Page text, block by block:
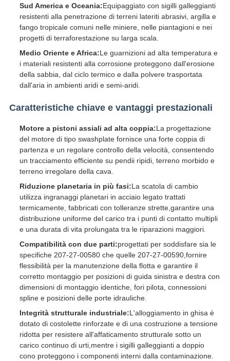
Sud America e Oceania:Equipaggiato con sigilli galleggianti
resistenti alla penetrazione di terreni lateriti abrasivi, argilla e
fango tropicale comuni nelle miniere, nelle piantagioni e nei
progetti di terraforestazione su larga scala.
Medio Oriente e Africa:Le guarnizioni ad alta temperatura e
i materiali resistenti alla corrosione proteggono dall'erosione
della sabbia, dal ciclo termico e dalla polvere trasportata
dall'aria in ambienti aridi e semi-aridi.
Caratteristiche chiave e vantaggi prestazionali
Motore a pistoni assiali ad alta coppia:La progettazione
del motore di tipo swashplate fornisce una forte coppia di
partenza e un regolare controllo della velocità, consentendo
un tracciamento efficiente su pendii ripidi, terreno morbido e
terreno irregolare della cava.
Riduzione planetaria in più fasi:La scatola di cambio
utilizza ingranaggi planetari in acciaio legato trattati
termicamente, fabbricati con tolleranze strette,garantire una
distribuzione uniforme del carico tra i punti di contatto multipli
e una durata di vita prolungata tra le riparazioni maggiori.
Compatibilità con due parti:progettati per soddisfare sia le
specifiche 207-27-00580 che quelle 207-27-00590,fornire
flessibilità per la manutenzione della flotta e garantire il
corretto montaggio per posizioni di guida sinistra e destra con
dimensioni di montaggio identiche, fori pilota, connessioni
spline e posizioni delle porte idrauliche.
Integrità strutturale industriale:L'alloggiamento in ghisa è
dotato di costolette rinforzate e di una costruzione a tensione
ridotta per resistere all'affaticamento strutturale sotto un
carico continuo di urti,mentre i sigilli galleggianti a doppio
cono proteggono i componenti interni dalla contaminazione.